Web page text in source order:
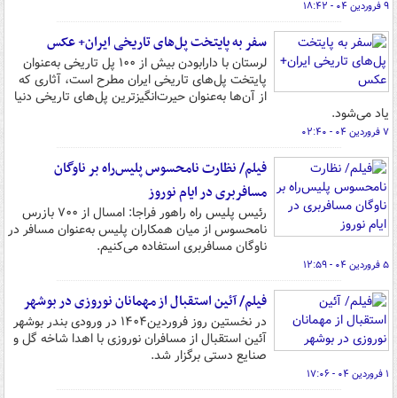
۹ فروردین ۰۴ - ۱۸:۴۲
سفر به پایتخت پل‌های تاریخی ایران+ عکس
لرستان با دارابودن بیش از ۱۰۰ پل تاریخی به‌عنوان
پایتخت پل‌های تاریخی ایران مطرح است، آثاری که
از آن‌ها به‌عنوان حیرت‌انگیزترین پل‌های تاریخی دنیا
یاد می‌شود.
۷ فروردین ۰۴ - ۰۲:۴۰
فیلم/ نظارت نامحسوس پلیس‌راه بر ناوگان
مسافربری در ایام نوروز
رئیس پلیس راه راهور فراجا: امسال از ۷۰۰ بازرس
نامحسوس از میان همکاران پلیس به‌عنوان مسافر در
ناوگان مسافربری استفاده می‌کنیم.
۵ فروردین ۰۴ - ۱۲:۵۹
فیلم/ آئین استقبال از مهمانان نوروزی در بوشهر
در نخستین روز فروردین۱۴۰۴ در ورودی بندر بوشهر
آئین استقبال از مسافران نوروزی با اهدا شاخه گل و
صنایع دستی برگزار شد.
۱ فروردین ۰۴ - ۱۷:۰۶